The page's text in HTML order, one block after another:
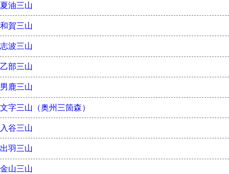
夏油三山
和賀三山
志波三山
乙部三山
男鹿三山
文字三山（奥州三箇森）
入谷三山
出羽三山
金山三山